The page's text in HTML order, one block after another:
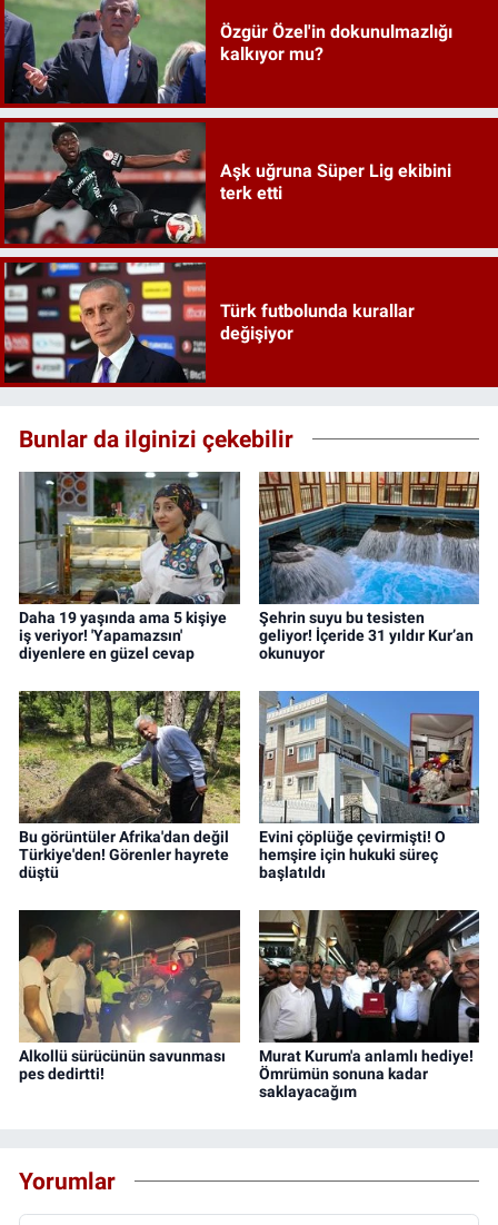
Özgür Özel'in dokunulmazlığı
kalkıyor mu?
Aşk uğruna Süper Lig ekibini
terk etti
Türk futbolunda kurallar
değişiyor
Bunlar da ilginizi çekebilir
Daha 19 yaşında ama 5 kişiye
iş veriyor! 'Yapamazsın'
diyenlere en güzel cevap
Şehrin suyu bu tesisten
geliyor! İçeride 31 yıldır Kur’an
okunuyor
Bu görüntüler Afrika'dan değil
Türkiye'den! Görenler hayrete
düştü
Evini çöplüğe çevirmişti! O
hemşire için hukuki süreç
başlatıldı
Alkollü sürücünün savunması
pes dedirtti!
Murat Kurum'a anlamlı hediye!
Ömrümün sonuna kadar
saklayacağım
Yorumlar